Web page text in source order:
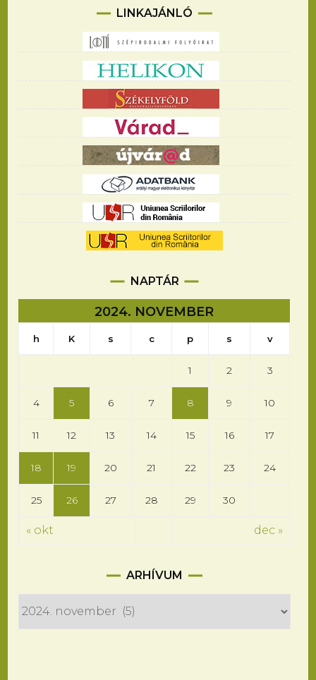
LINKAJÁNLÓ
NAPTÁR
2024. NOVEMBER
h K s c p s v
1 2 3
4 5 6 7 8 9 10
11 12 13 14 15 16 17
18 19 20 21 22 23 24
25 26 27 28 29 30
« okt dec »
ARHÍVUM
Arhívum